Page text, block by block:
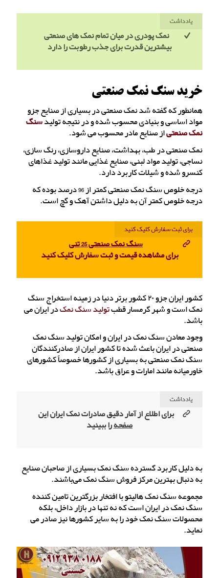
یادداشت
نمک پودری در میان تمام نمک های صنعتی
بیشترین قدرت برای جذب رطوبت را دارد
خرید سنگ نمک صنعتی
همانطور که گفته شد نمک صنعتی در بسیاری از صنایع جزو
مواد اساسی و بنیادی محسوب شده و در نتیجه تولیدسنگ
نمک صنعتیاز صنایع مادر محسوب می شود.
نمک صنعتی در طب، بهداشت، صنایع داروسازی، رنگ سازی،
نساجی، تولید مواد لبنی، صنایع غذایی مانند تولید غذاهای
کنسرو شده و شیلات کاربرد دارد.
درجه خلوص سنگ نمک صنعتی کمتر از 96 درصد بوده که
درجه خلوص کمتر آن به دلیل داشتن آهک و گچ است.
برای ثبت سفارش کلیک کنید
سنگ نمک صنعتی 25 تنی
برای مشاهده قیمت و ثبت سفارش کلیک کنید
کشور ایران جزو ۲۰ کشور برتر دنیا در زمینه استخراج سنگ
نمک است و شهر گرمسار قطبتولید سنگ نمکدر ایران می
باشد.
وجود معادن سنگ نمک در ایران و امکان تولید سنگ نمک
صنعتی در ایران باعث شده تا کشور ایران از صادرکنندگان
سنگ نمک صنعتی به بسیاری از کشورها خصوصاً کشورهای
خاورمیانه مانند امارات و عراق باشد.
یادداشت
برای اطلاع از آمار دقیق صادرات نمک ایراناین
صفحهرا ببینید
به دلیل کاربرد گسترده سنگ نمک بسیاری از صاحبان صنایع
به دنبال بهترین مرکز فروش سنگ نمک می‌باشند.
مجموعه سنگ نمک هالیتو با افتخار بزرگترین تامین کننده
سنگ نمک در ایران است که نه تنها در بازار داخل، بلکه
محصولات سنگ نمک خود را به سایر کشورها نیز صادر می
نماید.